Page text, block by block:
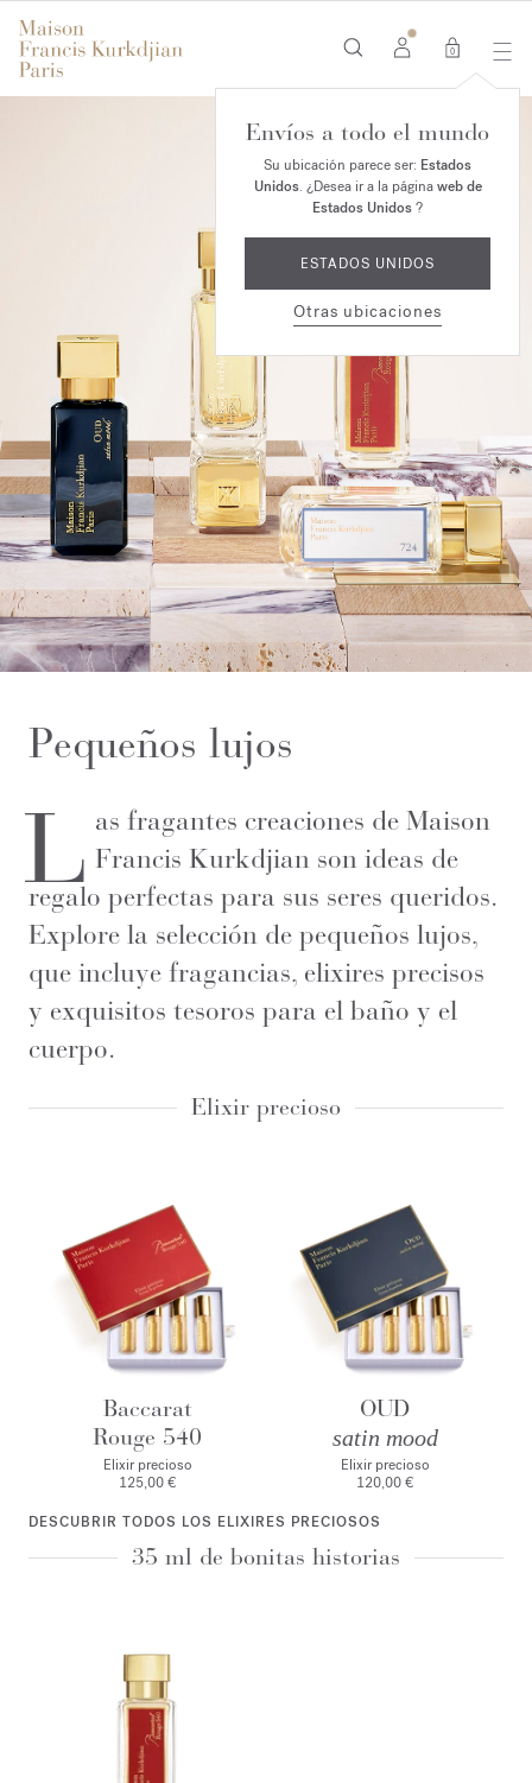
0
Envíos a todo el mundo
Su ubicación parece ser: Estados
Unidos. ¿Desea ir a la páginaweb de
Estados Unidos?
ESTADOS UNIDOS
Otras ubicaciones
Pequeños lujos​
L as fragantes creaciones de Maison
Francis Kurkdjian son ideas de
regalo perfectas para sus seres queridos.
Explore la selección de pequeños lujos,
que incluye fragancias, elixires precisos
y exquisitos tesoros para el baño y el
cuerpo.
Elixir precioso
Baccarat
Rouge 540
Elixir precioso
125,00 €
OUD
satin mood
Elixir precioso
120,00 €
DESCUBRIR TODOS LOS ELIXIRES PRECIOSOS
35 ml de bonitas historias